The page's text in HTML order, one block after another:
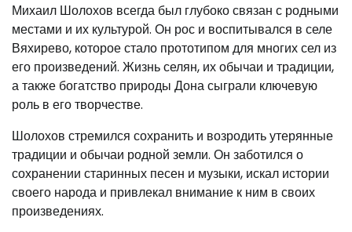
Михаил Шолохов всегда был глубоко связан с родными
местами и их культурой. Он рос и воспитывался в селе
Вяхирево, которое стало прототипом для многих сел из
его произведений. Жизнь селян, их обычаи и традиции,
а также богатство природы Дона сыграли ключевую
роль в его творчестве.
Шолохов стремился сохранить и возродить утерянные
традиции и обычаи родной земли. Он заботился о
сохранении старинных песен и музыки, искал истории
своего народа и привлекал внимание к ним в своих
произведениях.